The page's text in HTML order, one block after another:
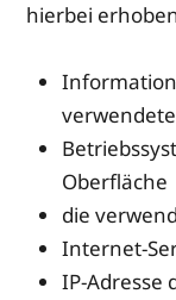
hierbei
Oberfläche
die
Internet-
IP-Adresse